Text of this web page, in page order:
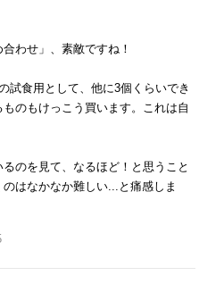
わせ」、素敵ですね！
試食用として、他に3個くらいでき
のもけっこう買います。これは自
のを見て、なるほど！と思うこと
はなかなか難しい...と痛感しま